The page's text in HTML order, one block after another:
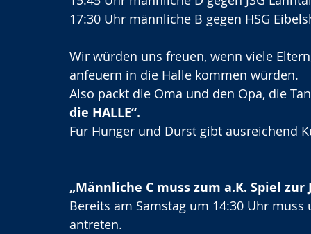
17:30 Uhr männliche B gegen HSG
Wir würden uns freuen, wenn viele
anfeuern in die Halle kommen würden.
Also packt die Oma und den Opa, die
die HALLE“.
Für Hunger und Durst gibt ausreichend
„Männliche C muss zum a.K. Spiel
Bereits am Samstag um 14:30 Uhr
antreten.